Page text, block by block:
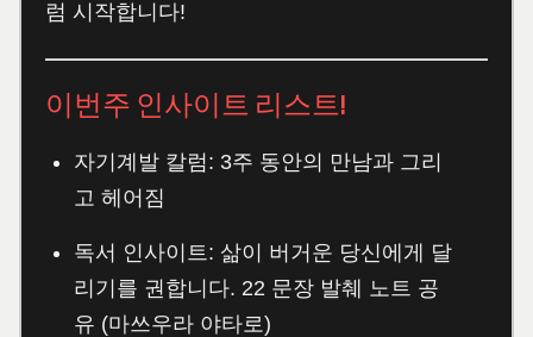
럼 시작합니다!
이번주 인사이트 리스트!
자기계발 칼럼: 3주 동안의 만남과 그리
고 헤어짐
독서 인사이트: 삶이 버거운 당신에게 달
리기를 권합니다. 22 문장 발췌 노트 공
유 (마쓰우라 야타로)